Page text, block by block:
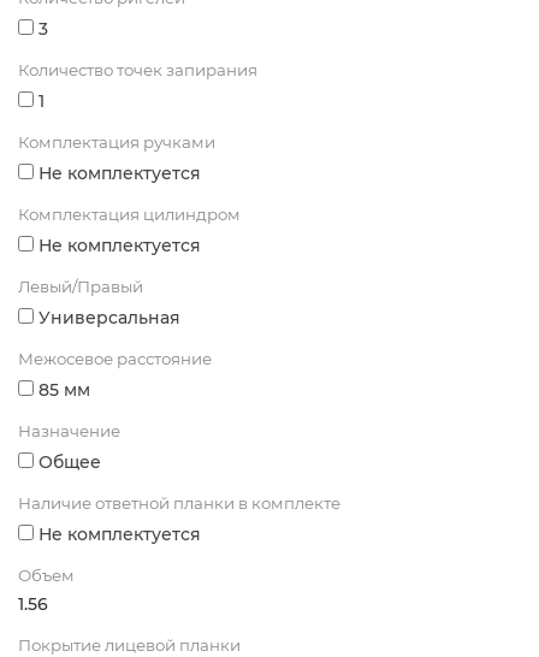
3
Количество точек запирания
1
Комплектация ручками
Не комплектуется
Комплектация цилиндром
Не комплектуется
Левый/Правый
Универсальная
Межосевое расстояние
85 мм
Назначение
Общее
Наличие ответной планки в комплекте
Не комплектуется
Объем
1.56
Покрытие лицевой планки